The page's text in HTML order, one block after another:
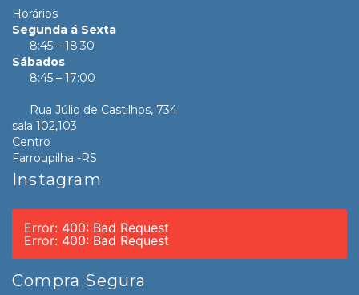
Horários
Segunda á Sexta
8:45 – 18:30
Sábados
8:45 – 17:00
Rua Júlio de Castilhos, 734
sala 102,103
Centro
Farroupilha -RS
Instagram
Error: 400: Bad Request
Error: 400: Bad Request
Compra Segura